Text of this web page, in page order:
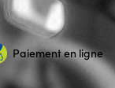
Paiement en ligne